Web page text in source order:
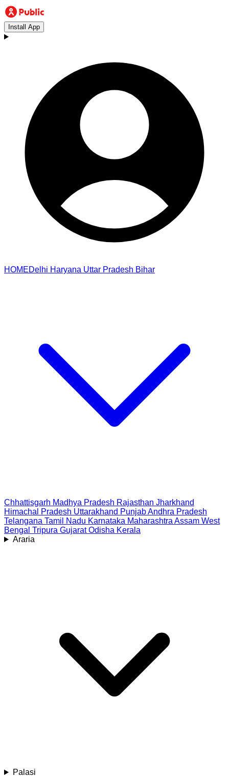
Install App
HOMEDelhi Haryana Uttar Pradesh Bihar
Chhattisgarh Madhya Pradesh Rajasthan Jharkhand
Himachal Pradesh Uttarakhand PunjabAndhra Pradesh
Telangana Tamil Nadu Karnataka Maharashtra Assam West
Bengal Tripura Gujarat Odisha Kerala
Araria
Palasi